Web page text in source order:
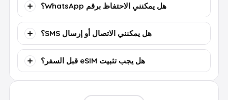
هل يمكنني الاحتفاظ برقم WhatsApp؟
هل يمكنني الاتصال أو إرسال SMS؟
هل يجب تثبيت eSIM قبل السفر؟